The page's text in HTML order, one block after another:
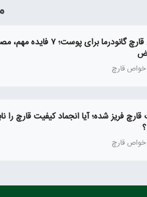
خواص قارچ گانودرما برای پوست؛ ۷
خواص قارچ
فریز شده؛ آیا انجماد کیفیت قارچ را
خواص قارچ